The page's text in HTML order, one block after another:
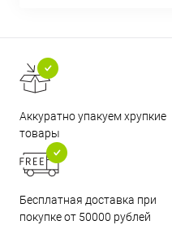
Аккуратно упакуем хрупкие
товары
Бесплатная доставка при
покупке от 50000 рублей